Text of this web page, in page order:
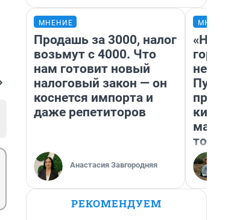
МНЕНИЕ
Продашь за 3000, налог
возьмут с 4000. Что
нам готовит новый
налоговый закон — он
коснется импорта и
даже репетиторов
Анастасия Завгородняя
«Нет
того
РЕКОМЕНДУЕМ